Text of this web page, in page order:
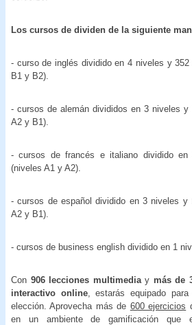
Los cursos de dividen de la siguiente
- curso de inglés dividido en 4 niveles y 352
B1 y B2).
- cursos de alemán divididos en 3 niveles y
A2 y B1).
- cursos de francés e italiano dividido
(niveles A1 y A2).
- cursos de español dividido en 3 niveles y
A2 y B1).
- cursos de business english dividido en 1
Con 906 lecciones multimediay más de
interactivo online, estarás equipado
elección. Aprovecha más de 600 ejercicios
en un ambiente de gamificación que